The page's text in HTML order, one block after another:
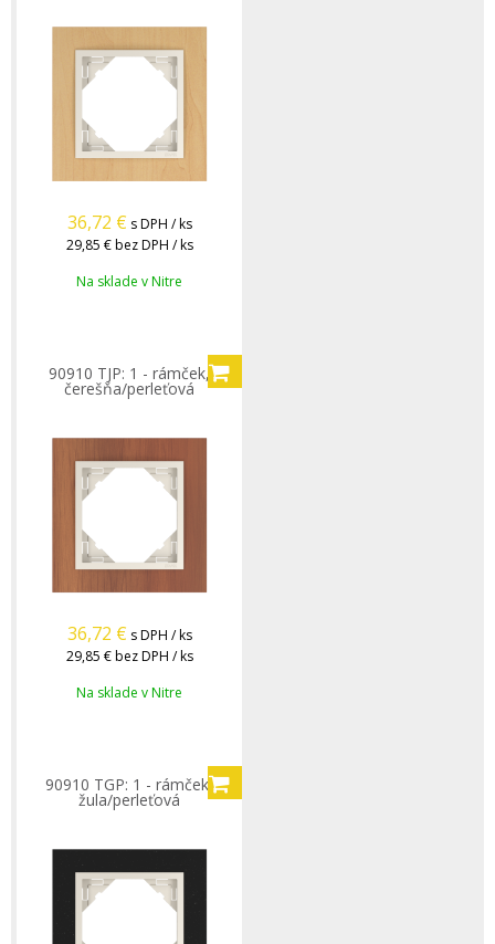
36,72 € s DPH / ks
29,85 € bez DPH / ks
Na sklade v Nitre
90910 TJP: 1 - rámček,
čerešňa/perleťová
36,72 € s DPH / ks
29,85 € bez DPH / ks
Na sklade v Nitre
90910 TGP: 1 - rámček,
žula/perleťová